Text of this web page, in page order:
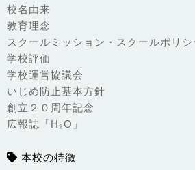
校名由来
教育理念
スクールミッション・スクールポリシ
学校評価
学校運営協議会
いじめ防止基本方針
創立２０周年記念
広報誌「H₂O」
本校の特徴